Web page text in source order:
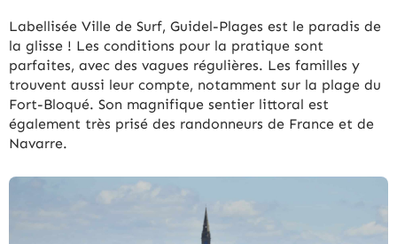
Labellisée Ville de Surf, Guidel-Plages est le paradis de
la glisse ! Les conditions pour la pratique sont
parfaites, avec des vagues régulières. Les familles y
trouvent aussi leur compte, notamment sur la plage du
Fort-Bloqué. Son magnifique sentier littoral est
également très prisé des randonneurs de France et de
Navarre.